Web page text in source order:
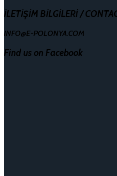
İLETİŞİM BİLGİLERİ /
INFO@E-POLONYA.COM
Find us on Facebook